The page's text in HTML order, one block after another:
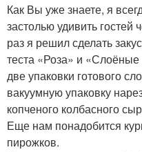
Как Вы уже знаете, я
застолью удивить
раз я решил сделать
теста «Роза» и
две упаковки готового
вакуумную упаковку
копченого колбасного
Еще нам понадобится
пирожков.